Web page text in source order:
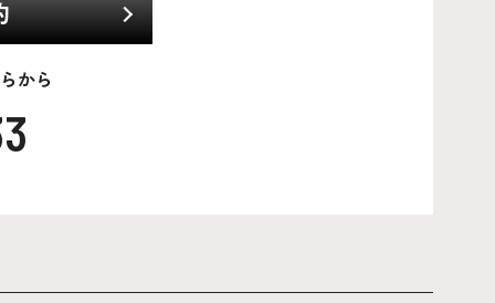
から